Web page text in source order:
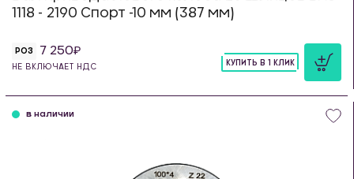
1118 - 2190 Спорт -10 мм (387 мм)
РОЗ 7 250
НЕ ВКЛЮЧАЕТ НДС
КУПИТЬ В 1 КЛИК
в наличии